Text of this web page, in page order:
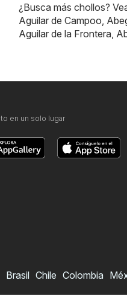
¿Busca más chollos?
Aguilar de Campoo
Aguilar de la Frontera
en un solo lugar
Brasil Chile Colombia